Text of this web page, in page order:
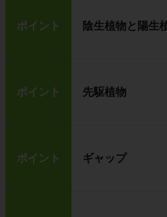
ポイント 陰生植物と陽生
ポイント 先駆植物
ポイント ギャップ